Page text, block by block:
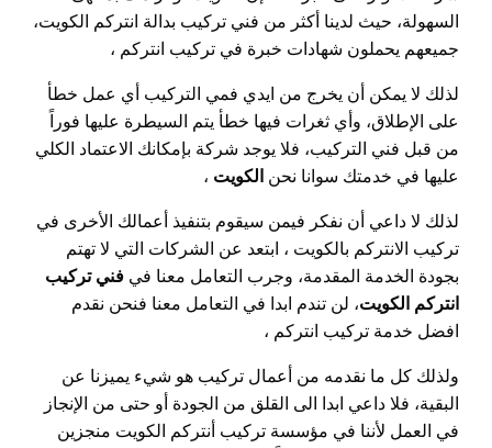
السهولة، حيث لدينا أكثر من فني تركيب بدالة انتركم الكويت،
جميعهم يحملون شهادات خبرة في تركيب انتركم ،
لذلك لا يمكن أن يخرج من ايدي فمي التركيب أي عمل خطأ
على الإطلاق، وأي ثغرات فيها خطأ يتم السيطرة عليها فوراً
من قبل فني التركيب، فلا يوجد شركة بإمكانك الاعتماد الكلي
عليها في خدمتك سوانا نحن
الكويت ،
لذلك لا داعي أن نفكر فيمن سيقوم بتنفيذ أعمالك الأخرى في
تركيب الانتركم بالكويت ، ابتعد عن الشركات التي لا تهتم
بجودة الخدمة المقدمة، وجرب التعامل معنا في فني تركيب
انتركم الكويت، لن تندم ابدا في التعامل معنا فنحن نقدم
افضل خدمة تركيب انتركم ،
ولذلك كل ما نقدمه من أعمال تركيب هو شيء يميزنا عن
البقية، فلا داعي ابدا الى القلق من الجودة أو حتى من الإنجاز
في العمل لأننا في مؤسسة تركيب أنتركم الكويت منجزين